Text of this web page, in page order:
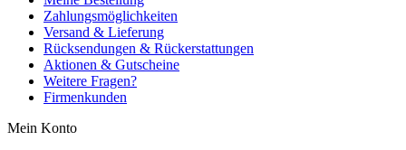
Zahlungsmöglichkeiten
Versand & Lieferung
Rücksendungen & Rückerstattungen
Aktionen & Gutscheine
Weitere Fragen?
Firmenkunden
Mein Konto